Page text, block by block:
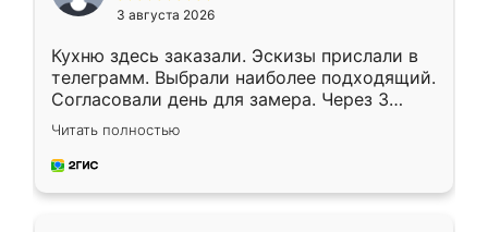
3 августа 2026
Кухню здесь заказали. Эскизы прислали в
телеграмм. Выбрали наиболее подходящий.
Согласовали день для замера. Через 3
недели кухня была уже готова. Остались
довольны работой. Спасибо Ренессанс
мебель за качественную работу!
Читать полностью